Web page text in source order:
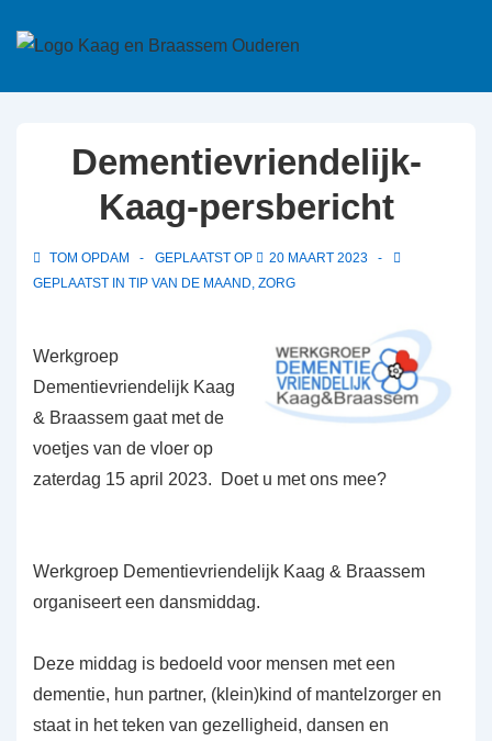
Doorgaan
Dementievriendelijk-
Kaag-persbericht
TOM OPDAM GEPLAATST OP
20 MAART 2023
GEPLAATST IN TIP VAN DE MAAND, ZORG
Werkgroep
Dementievriendelijk Kaag
& Braassem gaat met de
voetjes van de vloer op
zaterdag 15 april 2023. Doet u met ons mee?
Werkgroep Dementievriendelijk Kaag & Braassem
organiseert een dansmiddag.
Deze middag is bedoeld voor mensen met een
dementie, hun partner, (klein)kind of mantelzorger en
staat in het teken van gezelligheid, dansen en